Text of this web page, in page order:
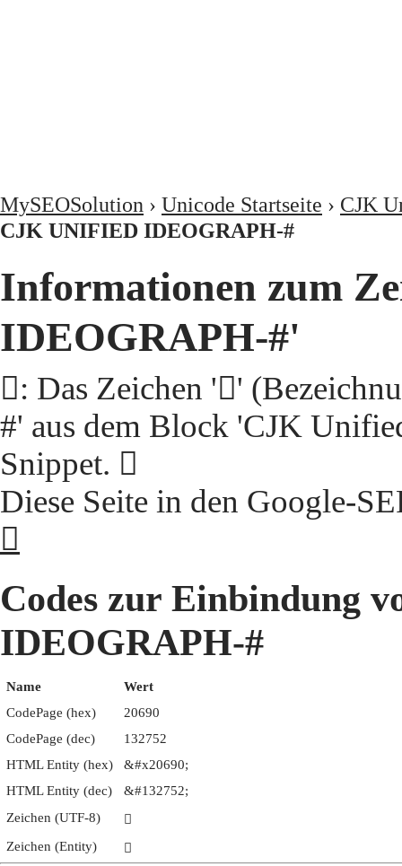
MySEOSolution › Unicode Startseite › CJK
CJK UNIFIED IDEOGRAPH-#
Informationen zum
IDEOGRAPH-#'
𠚐: Das Zeichen '𠚐'
#' aus dem Block 'CJK
Snippet. 𠚐
Diese Seite in den Google-
𠚐
Codes zur Einbindung
IDEOGRAPH-#
Name
Wert
CodePage (hex)
20690
CodePage (dec)
132752
HTML Entity (hex)
&#x20690;
HTML Entity (dec)
&#132752;
Zeichen (UTF-8)
𠚐
Zeichen (Entity)
𠚐